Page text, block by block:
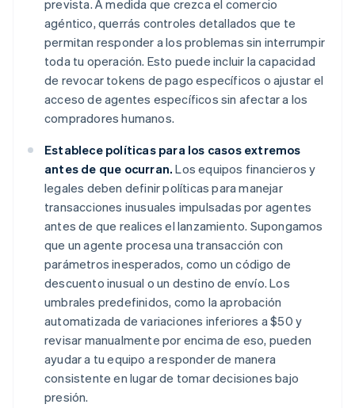
prevista. A medida que crezca el comercio
agéntico, querrás controles detallados que te
permitan responder a los problemas sin interrumpir
toda tu operación. Esto puede incluir la capacidad
de revocar tokens de pago específicos o ajustar el
acceso de agentes específicos sin afectar a los
compradores humanos.
Establece políticas para los casos extremos
antes de que ocurran. Los equipos financieros y
legales deben definir políticas para manejar
transacciones inusuales impulsadas por agentes
antes de que realices el lanzamiento. Supongamos
que un agente procesa una transacción con
parámetros inesperados, como un código de
descuento inusual o un destino de envío. Los
umbrales predefinidos, como la aprobación
automatizada de variaciones inferiores a $50 y
revisar manualmente por encima de eso, pueden
ayudar a tu equipo a responder de manera
consistente en lugar de tomar decisiones bajo
presión.